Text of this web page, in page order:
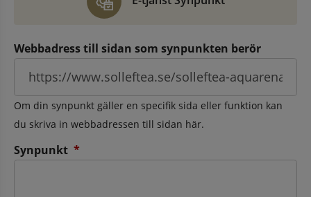
Webbadress till sidan som synpunkten berör
Om din synpunkt gäller en specifik sida eller funktion kan
du skriva in webbadressen till sidan här.
Synpunkt *